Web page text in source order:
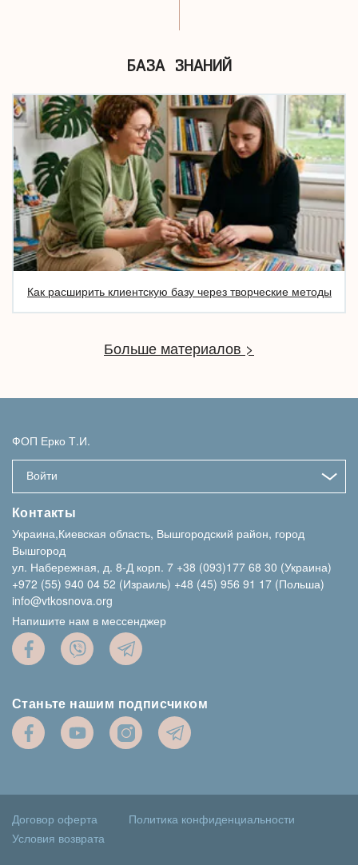
БАЗА ЗНАНИЙ
Как расширить клиентскую базу через творческие методы
Больше материалов >
ФОП Ерко Т.И.
Войти
Контакты
Украина,Киевская область, Вышгородский район, город
Вышгород
ул. Набережная, д. 8-Д корп. 7 +38 (093)177 68 30 (Украина)
+972 (55) 940 04 52 (Израиль) +48 (45) 956 91 17 (Польша)
info@vtkosnova.org
Напишите нам в мессенджер
Станьте нашим подписчиком
Договор оферта
Политика конфиденциальности
Условия возврата